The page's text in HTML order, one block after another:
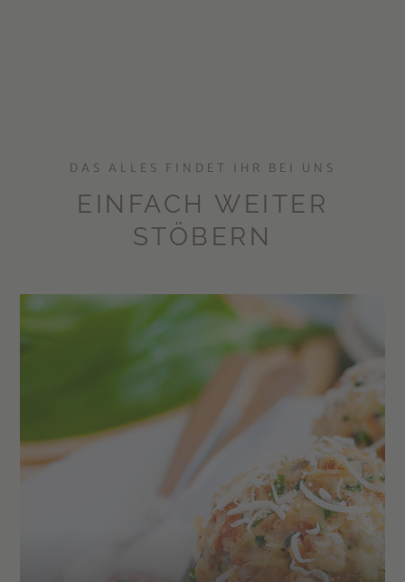
DAS ALLES FINDET IHR BEI UNS
EINFACH WEITER
STÖBERN